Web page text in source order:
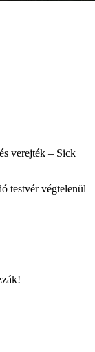
verejték – Sick
testvér végtelenül